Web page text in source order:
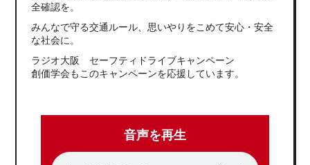
全確認を。
みんなで守る交通ルール、思いやりをこめて安心・安全
な社会に。
ラジオ大阪 セーフティドライブキャンペーン
創価学会もこのキャンペーンを応援しています。
音声を再生